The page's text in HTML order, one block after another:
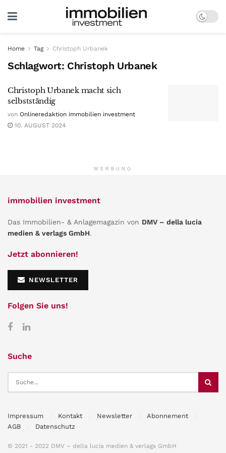
Home Tag Christoph Urbanek
Schlagwort: Christoph Urbanek
Christoph Urbanek macht sich
selbstständig
von Onlineredaktion immobilien investment
10. AUGUST 2024
WERBUNG
immobilien investment
Das Immobilien- & Anlagemagazin von DMV – della lucia
medien & verlags GmbH.
Jetzt abonnieren!
NEWSLETTER
Folgen Sie uns!
Suche
Impressum Kontakt Newsletter
Abonnement
AGB
Datenschutz
© 2021 - 2022 DMV – della lucia medien & verlags GmbH